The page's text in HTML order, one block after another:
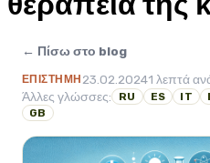
← Πίσω στο blog
ΕΠΙΣΤΉΜΗ 23.02.20241 λεπτά
Άλλες γλώσσες:
RU ES IT
GB